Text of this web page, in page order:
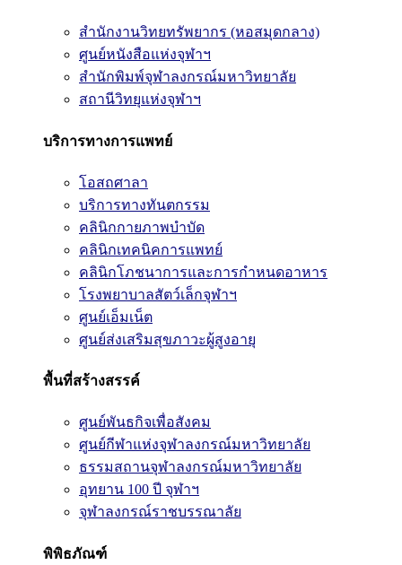
สำนักงานวิทยทรัพยากร (หอสมุดกลาง)
ศูนย์หนังสือแห่งจุฬาฯ
สำนักพิมพ์จุฬาลงกรณ์มหาวิทยาลัย
สถานีวิทยุแห่งจุฬาฯ
บริการทางการแพทย์
โอสถศาลา
บริการทางทันตกรรม
คลินิกกายภาพบำบัด
คลินิกเทคนิคการแพทย์
คลินิกโภชนาการและการกำหนดอาหาร
โรงพยาบาลสัตว์เล็กจุฬาฯ
ศูนย์เอ็มเน็ต
ศูนย์ส่งเสริมสุขภาวะผู้สูงอายุ
พื้นที่สร้างสรรค์
ศูนย์พันธกิจเพื่อสังคม
ศูนย์กีฬาแห่งจุฬาลงกรณ์มหาวิทยาลัย
ธรรมสถานจุฬาลงกรณ์มหาวิทยาลัย
อุทยาน 100 ปี จุฬาฯ
จุฬาลงกรณ์ราชบรรณาลัย
พิพิธภัณฑ์